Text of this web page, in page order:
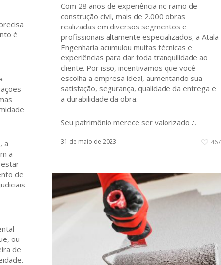
Com 28 anos de experiência no ramo de
construção civil, mais de 2.000 obras
realizadas em diversos segmentos e
profissionais altamente especializados, a Atala
Engenharia acumulou muitas técnicas e
experiências para dar toda tranquilidade ao
cliente. Por isso, incentivamos que você
escolha a empresa ideal, aumentando sua
satisfação, segurança, qualidade da entrega e
a durabilidade da obra.
Seu patrimônio merece ser valorizado ∴
31 de maio de 2023 467
é
a
a
de
ou
de